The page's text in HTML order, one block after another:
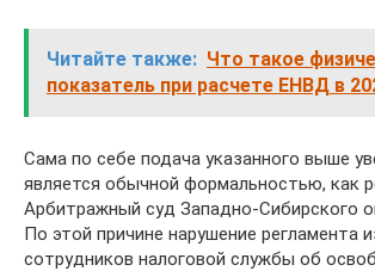
Читайте также: Что такое
показатель при расчете ЕНВД в
Сама по себе подача указанного выше
является обычной формальностью, как
Арбитражный суд Западно-Сибирского
По этой причине нарушение регламента
сотрудников налоговой службы об